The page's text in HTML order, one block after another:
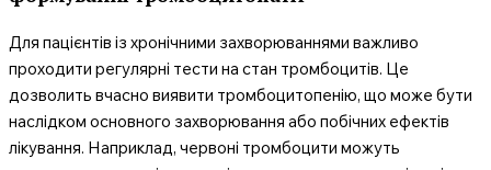
Для пацієнтів із хронічними захворюваннями важливо
проходити регулярні тести на стан тромбоцитів. Це
дозволить вчасно виявити тромбоцитопенію, що може бути
наслідком основного захворювання або побічних ефектів
лікування. Наприклад, червоні тромбоцити можуть